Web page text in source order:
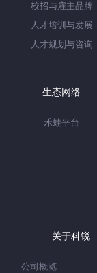
校招与雇主品牌
人才培训与发展
人才规划与咨询
生态网络
禾蛙平台
关于科锐
公司概览